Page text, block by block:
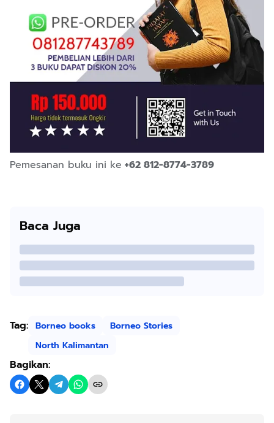
Pemesanan buku ini ke +62 812-8774-3789
Baca Juga
Tag: Borneo books
Borneo Stories
North Kalimantan
Bagikan: